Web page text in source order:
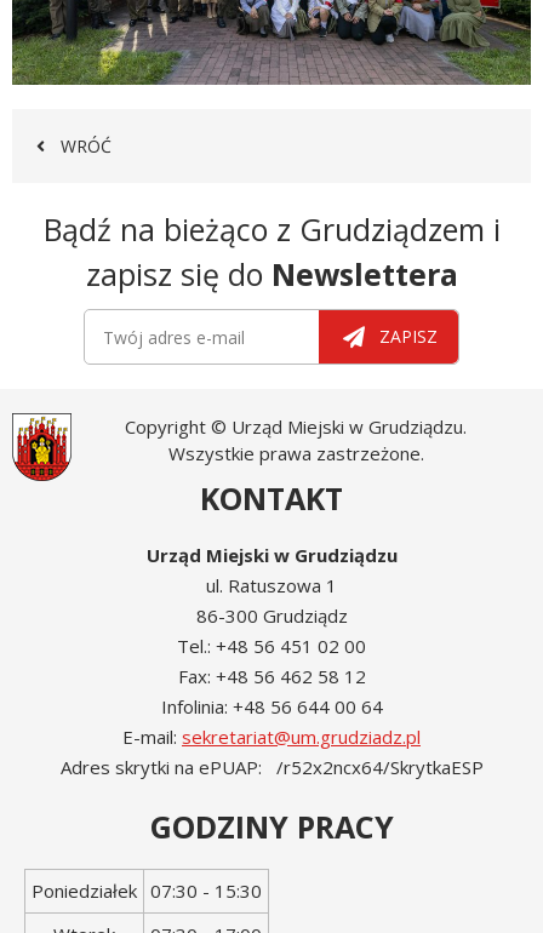
WRÓĆ
Newsletter
Bądź na bieżąco z Grudziądzem i
zapisz się do Newslettera
ZAPISZ
Copyright © Urząd Miejski w Grudziądzu.
Wszystkie prawa zastrzeżone.
KONTAKT
Urząd Miejski w Grudziądzu
ul. Ratuszowa 1
86-300 Grudziądz
Tel.: +48 56 451 02 00
Fax: +48 56 462 58 12
Infolinia: +48 56 644 00 64
E-mail: sekretariat@um.grudziadz.pl
Adres skrytki na ePUAP: /r52x2ncx64/SkrytkaESP
GODZINY PRACY
Dzień
tygodnia
Godziny
otwarcia
Poniedziałek 07:30 - 15:30